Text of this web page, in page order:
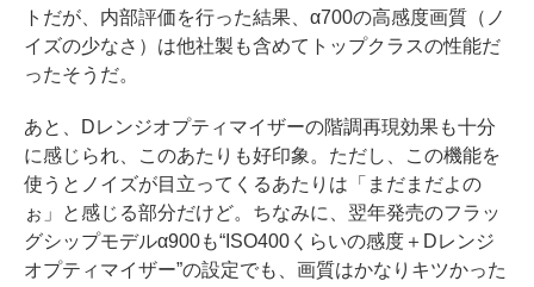
トだが、内部評価を行った結果、α700の高感度画質（ノ
イズの少なさ）は他社製も含めてトップクラスの性能だ
ったそうだ。
あと、Dレンジオプティマイザーの階調再現効果も十分
に感じられ、このあたりも好印象。ただし、この機能を
使うとノイズが目立ってくるあたりは「まだまだよの
ぉ」と感じる部分だけど。ちなみに、翌年発売のフラッ
グシップモデルα900も“ISO400くらいの感度＋Dレンジ
オプティマイザー”の設定でも、画質はかなりキツかった